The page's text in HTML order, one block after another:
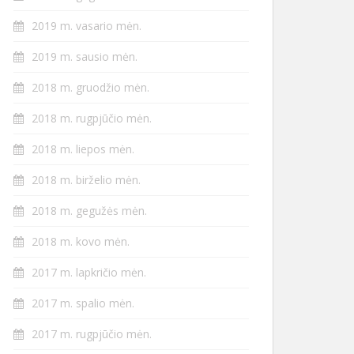
2019 m. vasario mėn.
2019 m. sausio mėn.
2018 m. gruodžio mėn.
2018 m. rugpjūčio mėn.
2018 m. liepos mėn.
2018 m. birželio mėn.
2018 m. gegužės mėn.
2018 m. kovo mėn.
2017 m. lapkričio mėn.
2017 m. spalio mėn.
2017 m. rugpjūčio mėn.